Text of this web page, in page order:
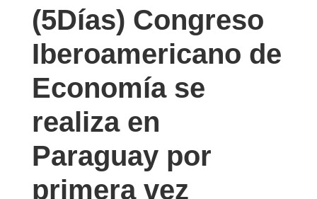
(5Días) Congreso
Iberoamericano de
Economía se
realiza en
Paraguay por
primera vez